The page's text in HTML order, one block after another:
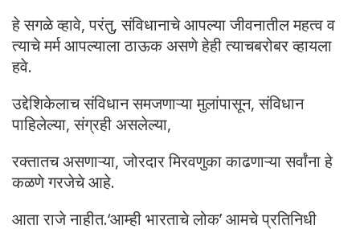
हे सगळे व्हावे, परंतु, संविधानाचे आपल्या जीवनातील महत्व व
त्याचे मर्म आपल्याला ठाऊक असणे हेही त्याचबरोबर व्हायला
हवे.
उद्देशिकेलाच संविधान समजणाऱ्या मुलांपासून, संविधान
पाहिलेल्या, संग्रही असलेल्या,
रक्तातच असणाऱ्या, जोरदार मिरवणुका काढणाऱ्या सर्वांना हे
कळणे गरजेचे आहे.
आता राजे नाहीत.‘आम्ही भारताचे लोक’ आमचे प्रतिनिधी